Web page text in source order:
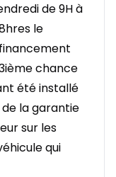
de 9H à
le
chance
été installé
la garantie
sur les
qui